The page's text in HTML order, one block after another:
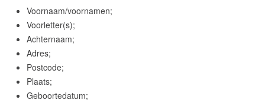
Voornaam/voornamen;
Voorletter(s);
Achternaam;
Adres;
Postcode;
Plaats;
Geboortedatum;